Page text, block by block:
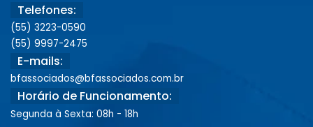
Telefones:
(55) 3223-0590
(55) 9997-2475
E-mails:
bfassociados@bfassociados.com.br
Horário de Funcionamento:
Segunda à Sexta: 08h - 18h